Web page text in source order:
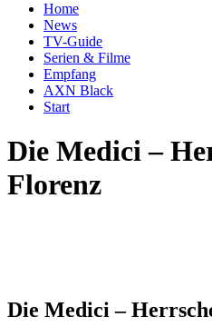
Home
News
TV-Guide
Serien & Filme
Empfang
AXN Black
Start
Die Medici –
Florenz
Die Medici –